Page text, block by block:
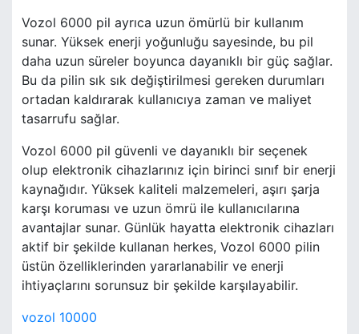
Vozol 6000 pil ayrıca uzun ömürlü bir kullanım
sunar. Yüksek enerji yoğunluğu sayesinde, bu pil
daha uzun süreler boyunca dayanıklı bir güç sağlar.
Bu da pilin sık sık değiştirilmesi gereken durumları
ortadan kaldırarak kullanıcıya zaman ve maliyet
tasarrufu sağlar.
Vozol 6000 pil güvenli ve dayanıklı bir seçenek
olup elektronik cihazlarınız için birinci sınıf bir enerji
kaynağıdır. Yüksek kaliteli malzemeleri, aşırı şarja
karşı koruması ve uzun ömrü ile kullanıcılarına
avantajlar sunar. Günlük hayatta elektronik cihazları
aktif bir şekilde kullanan herkes, Vozol 6000 pilin
üstün özelliklerinden yararlanabilir ve enerji
ihtiyaçlarını sorunsuz bir şekilde karşılayabilir.
vozol 10000